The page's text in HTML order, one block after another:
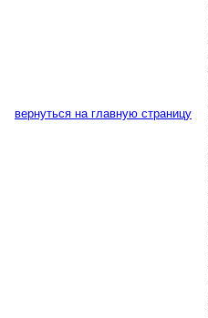
вернуться на главную страницу